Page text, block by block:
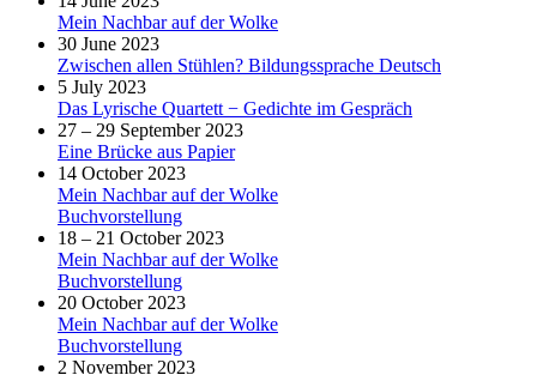
Mein Nachbar auf der Wolke
30 June 2023
Zwischen allen Stühlen? Bildungssprache Deutsch
5 July 2023
Das Lyrische Quartett − Gedichte im Gespräch
27 – 29 September 2023
Eine Brücke aus Papier
14 October 2023
Mein Nachbar auf der Wolke
Buchvorstellung
18 – 21 October 2023
Mein Nachbar auf der Wolke
Buchvorstellung
20 October 2023
Mein Nachbar auf der Wolke
Buchvorstellung
2 November 2023